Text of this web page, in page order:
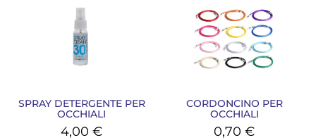
SPRAY DETERGENTE PER
OCCHIALI
4,00€
CORDONCINO PER
OCCHIALI
0,70€